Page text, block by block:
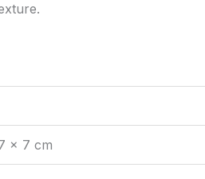
× 7 cm